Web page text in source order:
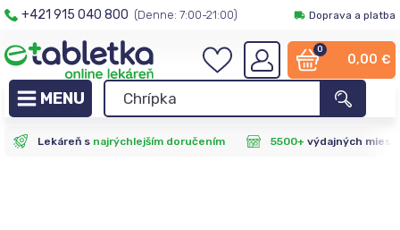
+421 915 040 800 (Denne: 7:00-21:00) Doprava a platba
0
0,00 €
Lekáreň s najrýchlejším doručením 5500+výdajných miest